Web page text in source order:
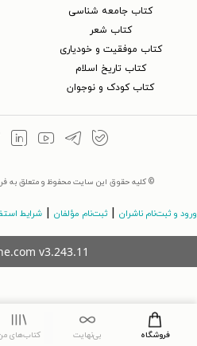
کتاب جامعه شناسی
کتاب شعر
کتاب موفقیت و خودیاری
کتاب تاریخ اسلام
کتاب کودک و نوجوان
© کلیه حقوق این سایت محفوظ و متعلق به
ورود و ثبت‌نام ناشران ثبت‌نام مؤلفان شرایط
v3.243.11
فروشگاه بی‌نهایت کتاب‌های